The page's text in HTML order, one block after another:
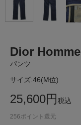
Dior Homme
パンツ
サイズ:46(M位)
25,600円税込
256ポイント還元